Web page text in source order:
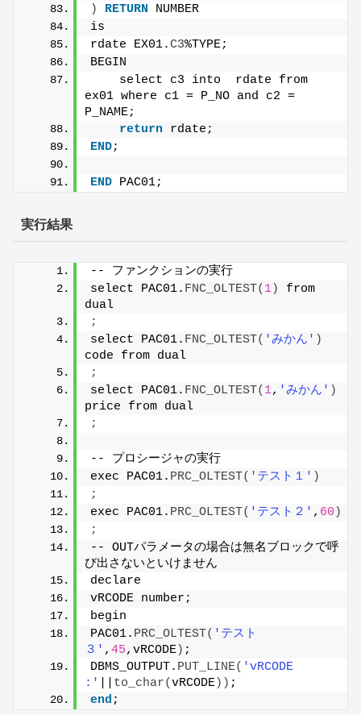
)
RETURN NUMBER
is
rdate EX01.C3%TYPE;
BEGIN
    select c3 into  rdate from
ex01 where c1 = P_NO and c2 =
P_NAME;
return rdate;
END;
END PAC01;
実行結果
-- ファンクションの実行
select PAC01. FNC_OLTEST( 1)
from
dual
;
select PAC01. FNC_OLTEST( 'みかん' )
code from dual
;
select PAC01. FNC_OLTEST( 1, 'みかん' )
price from dual
;
-- プロシージャの実行
exec PAC01. PRC_OLTEST( 'テスト１' )
;
exec PAC01. PRC_OLTEST( 'テスト２' , 60 )
;
-- OUTパラメータの場合は無名ブロックで呼
び出さないといけません
declare
vRCODE number;
begin
PAC01. PRC_OLTEST( 'テスト
３' , 45,vRCODE) ;
DBMS_OUTPUT. PUT_LINE( 'vRCODE
:'
to_char(vRCODE)) ;
end;